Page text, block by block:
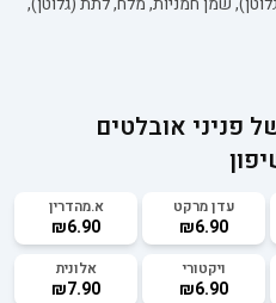
פניני אובלטים
עדן מרקט
₪6.90
א.מהדרין
₪6.90
ויקטורי
₪6.90
אלונית
₪7.90